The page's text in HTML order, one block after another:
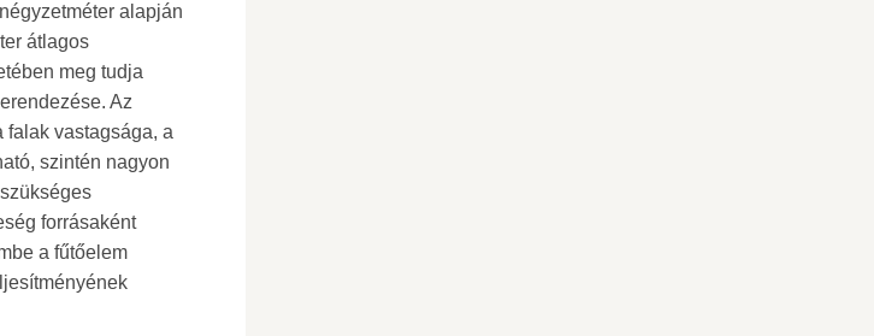
alapján
átlagos
meg tudja
Az
falak vastagsága, a
szintén nagyon
forrásaként
a fűtőelem